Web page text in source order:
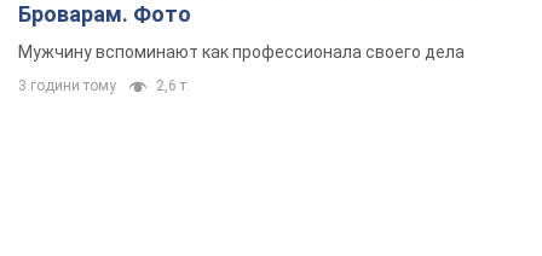
Броварам. Фото
Мужчину вспоминают как профессионала своего дела
3 години тому 2,6 т.